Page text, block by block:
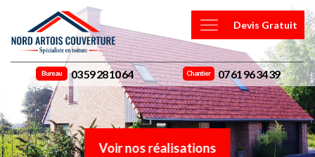
Devis Gratuit
Bureau 03 59 28 10 64 Chantier 07 61 96 34 39
Voir nos réalisations